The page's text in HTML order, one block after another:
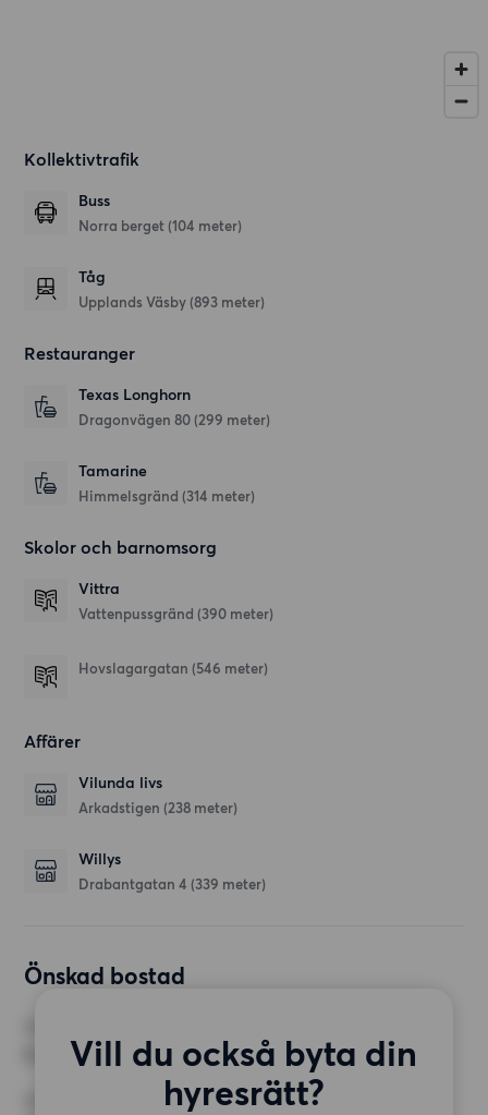
Kollektivtrafik
Buss
Norra berget (104 meter)
Tåg
Upplands Väsby (893 meter)
Restauranger
Texas Longhorn
Dragonvägen 80 (299 meter)
Tamarine
Himmelsgränd (314 meter)
Skolor och barnomsorg
Vittra
Vattenpussgränd (390 meter)
Hovslagargatan (546 meter)
Affärer
Vilunda livs
Arkadstigen (238 meter)
Willys
Drabantgatan 4 (339 meter)
Önskad bostad
Vill du också byta din
hyresrätt?
MINST ANTAL KVADRATMETER